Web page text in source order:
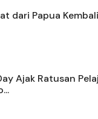
dari Papua
Ajak Ratusan